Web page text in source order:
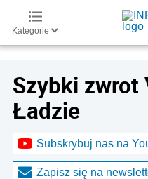
Kategorie
Szybki zwrot
Ładzie
Subskrybuj nas na
Zapisz się na